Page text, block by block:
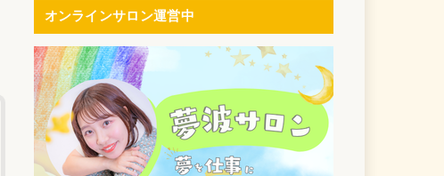
オンラインサロン運営中